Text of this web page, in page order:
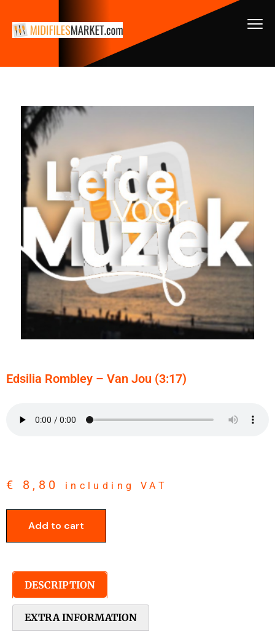
Edsilia Rombley – Van Jou (3:17)
€ 8,80 including VAT
Add to cart
DESCRIPTION
EXTRA INFORMATION